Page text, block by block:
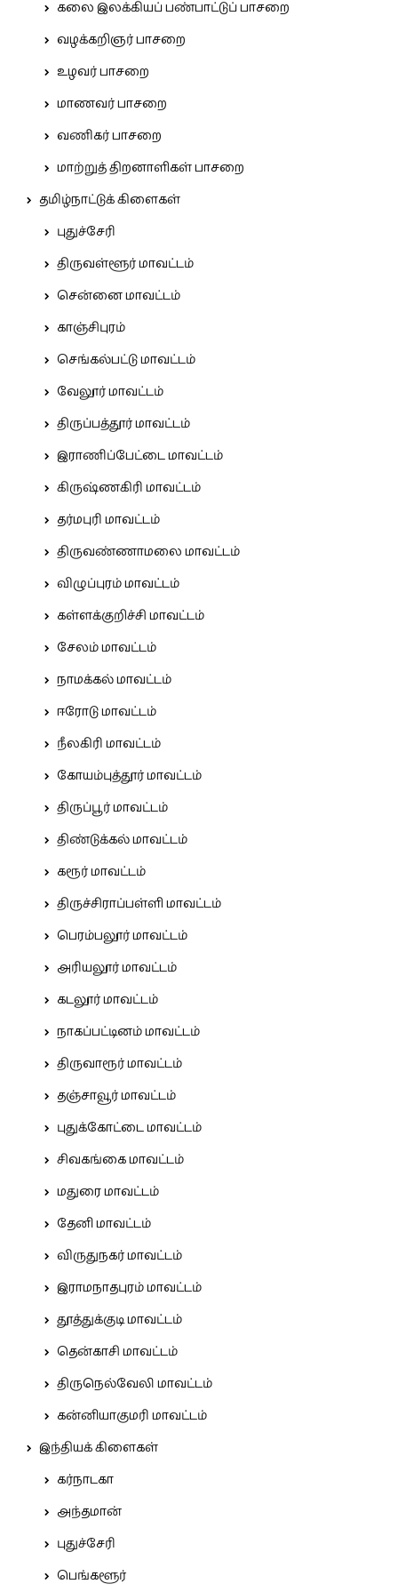
கலை இலக்கியப் பண்பாட்டுப் பாசறை
வழக்கறிஞர் பாசறை
உழவர் பாசறை
மாணவர் பாசறை
வணிகர் பாசறை
மாற்றுத் திறனாளிகள் பாசறை
தமிழ்நாட்டுக் கிளைகள்
புதுச்சேரி
திருவள்ளூர் மாவட்டம்
சென்னை மாவட்டம்
காஞ்சிபுரம்
செங்கல்பட்டு மாவட்டம்
வேலூர் மாவட்டம்
திருப்பத்தூர் மாவட்டம்
இராணிப்பேட்டை மாவட்டம்
கிருஷ்ணகிரி மாவட்டம்
தர்மபுரி மாவட்டம்
திருவண்ணாமலை மாவட்டம்
விழுப்புரம் மாவட்டம்
கள்ளக்குறிச்சி மாவட்டம்
சேலம் மாவட்டம்
நாமக்கல் மாவட்டம்
ஈரோடு மாவட்டம்
நீலகிரி மாவட்டம்
கோயம்புத்தூர் மாவட்டம்
திருப்பூர் மாவட்டம்
திண்டுக்கல் மாவட்டம்
கரூர் மாவட்டம்
திருச்சிராப்பள்ளி மாவட்டம்
பெரம்பலூர் மாவட்டம்
அரியலூர் மாவட்டம்
கடலூர் மாவட்டம்
நாகப்பட்டினம் மாவட்டம்
திருவாரூர் மாவட்டம்
தஞ்சாவூர் மாவட்டம்
புதுக்கோட்டை மாவட்டம்
சிவகங்கை மாவட்டம்
மதுரை மாவட்டம்
தேனி மாவட்டம்
விருதுநகர் மாவட்டம்
இராமநாதபுரம் மாவட்டம்
தூத்துக்குடி மாவட்டம்
தென்காசி மாவட்டம்
திருநெல்வேலி மாவட்டம்
கன்னியாகுமரி மாவட்டம்
இந்தியக் கிளைகள்
கர்நாடகா
அந்தமான்
புதுச்சேரி
பெங்களூர்